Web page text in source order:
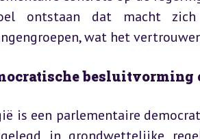
ontstaan dat macht
wat het
besluitvorming
is een parlementaire